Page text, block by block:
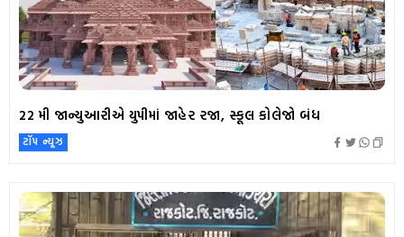
22 મી જાન્યુઆરીએ યુપીમાં જાહેર રજા, સ્કૂલ કોલેજો બંધ
ટૉપ ન્યૂઝ